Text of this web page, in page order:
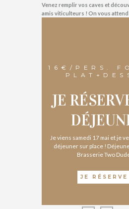
Venez remplir vos caves et
amis viticulteurs ! On vous
16€/PERS.
JE
Je viens samedi 17 mai et je
déjeuner sur place !
Brasserie Two
JE